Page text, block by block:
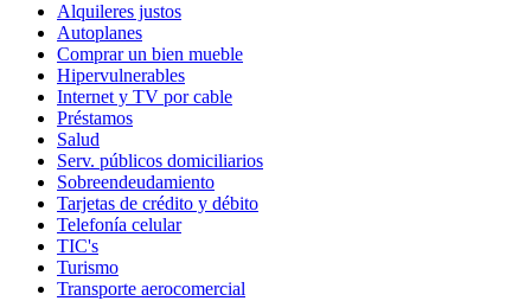
Alquileres justos
Autoplanes
Comprar un bien mueble
Hipervulnerables
Internet y TV por cable
Préstamos
Salud
Serv. públicos domiciliarios
Sobreendeudamiento
Tarjetas de crédito y débito
Telefonía celular
TIC's
Turismo
Transporte aerocomercial